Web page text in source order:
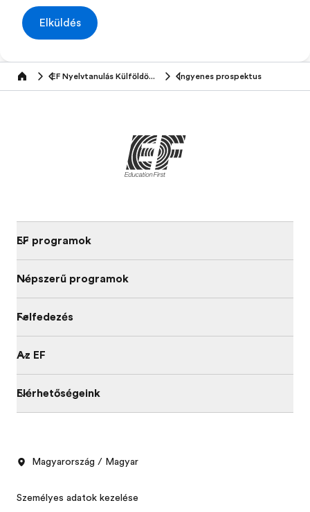
Elküldés
Home EF Nyelvtanulás Külföldön (16-25 éveseknek) Ingyenes prospektus
EF programok
Népszerű programok
Felfedezés
Az EF
Elérhetőségeink
Magyarország / Magyar
Személyes adatok kezelése